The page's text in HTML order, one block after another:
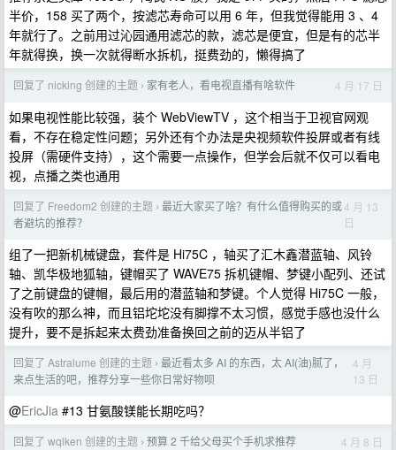
半价，158 买了两个，按滤芯寿命可以用 6 年，但我觉得能用 3 、4
年就行了。之前用过沁园通用滤芯的款，滤芯是便宜，但是有的芯半
年就得换，换一次就得断水拆机，挺费劲的，懒得搞了
回复了 nicking 创建的主题 › 家有老人，看电视直播有啥软件 4 月 17 日
如果电视性能比较强，装个 WebViewTV ，这个相当于卫视官网观
看，不存在稳定性问题；另外还有个办法是央视频软件投屏或者有线
投屏（需硬件支持），这个需要一点操作，但学会后就不仅可以看电
视，点播之类也通用
回复了 Freedom2 创建的主题 › 最近大家买了啥？有什么值得购买的或
者避坑的推荐？
4 月 13
日
组了一把新机械键盘，套件是 Hi75C ，轴买了汇木鑫潜蓝轴、风铃
轴、凯华极地狐轴，键帽买了 WAVE75 拆机键帽、梦键小配列、还试
了之前键盘的键帽，最后用的潜蓝轴和梦键。个人觉得 Hi75C 一般，
没有吹的那么神，而且铝坨坨没有脚撑不太习惯，感觉手感也没什么
提升，要不是拆起来太费劲准备换回之前的迈从半铝了
回复了 Astralume 创建的主题 › 最近看太多 AI 的东西，太 AI(油)腻了，
来点生活的吧，推荐分享一些你日常好物呗
4 月
13 日
@EricJia #13 甘氨酸镁能长期吃吗？
回复了 wqlken 创建的主题 › 预算 2 千给父母买个手机求推荐 4 月 8 日